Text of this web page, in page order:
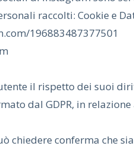
raccolti: Cookie e
196883487377501
il rispetto dei suoi
dal GDPR, in
chiedere conferma che